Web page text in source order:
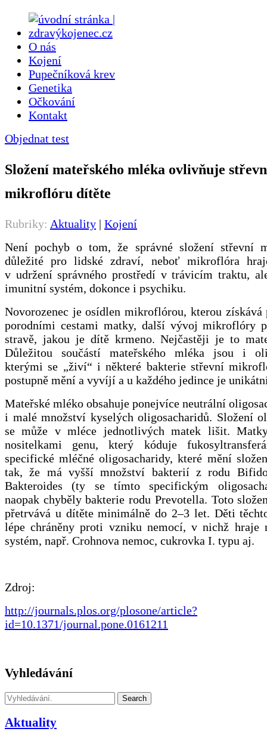
O nás
Kojení
Pupečníková krev
Genetika
Očkování
Kontakt
Objednat test
Složení mateřského mléka ovlivňuje
mikroflóru dítěte
Rubriky: Aktuality | Kojení
Není pochyb o tom, že správné složení střevní
důležité pro lidské zdraví, neboť mikroflóra
v udržení správného prostředí v trávicím traktu,
imunitní systém, dokonce i psychiku.
Novorozenec je osídlen mikroflórou, kterou získává
porodními cestami matky, další vývoj mikroflóry
stravě, jakou je dítě krmeno. Nejčastěji je to
Důležitou součástí mateřského mléka jsou i
kterými se „živí“ i některé bakterie střevní
postupně mění a vyvíjí a u každého jedince je
Mateřské mléko obsahuje ponejvíce neutrální
i malé množství kyselých oligosacharidů. Složení
se může v mléce jednotlivých matek lišit.
nositelkami genu, který kóduje
specifické mléčné oligosacharidy, které mění
tak, že má vyšší množství bakterií z rodu
Bakteroides (ty se tímto specifickým
naopak chyběly bakterie rodu Prevotella. Toto
přetrvává u dítěte minimálně do 2‒3 let. Děti
lépe chráněny proti vzniku nemocí, v nichž
systém, např. Crohnova nemoc, cukrovka I. typu aj.
Zdroj:
http://journals.plos.org/plosone/article?
id=10.1371/journal.pone.0161211
Vyhledávání
Search
Aktuality